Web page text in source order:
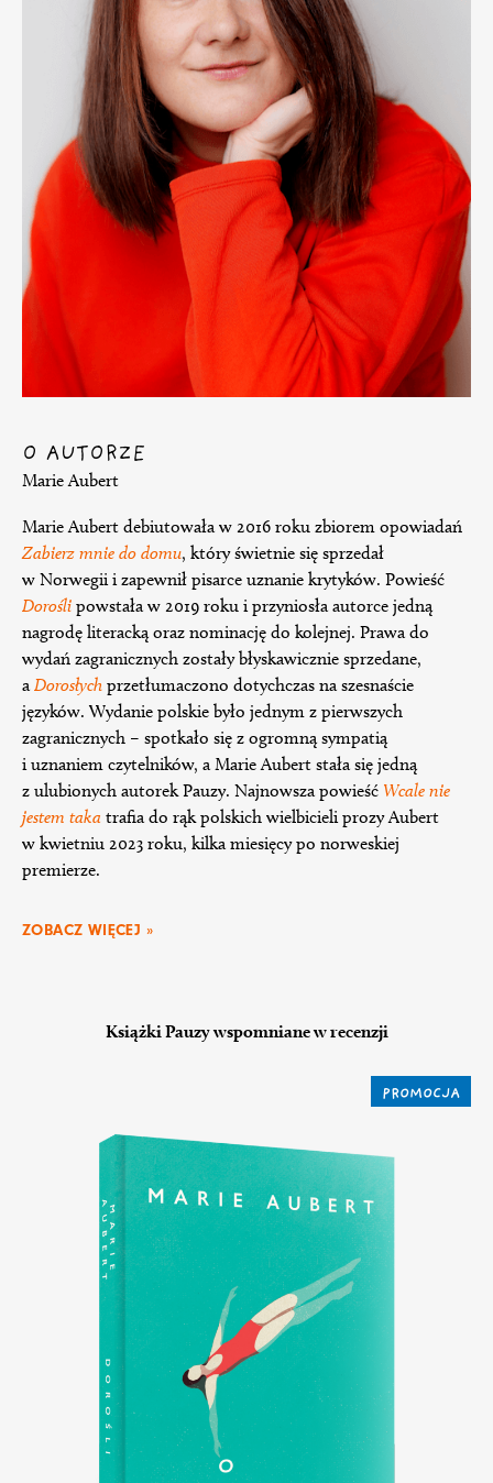
O AUTORZE
Marie Aubert
Marie Aubert debiutowała w 2016 roku zbiorem opowiadań
Zabierz mnie do domu, który świetnie się sprzedał
w Norwegii i zapewnił pisarce uznanie krytyków. Powieść
Dorośli powstała w 2019 roku i przyniosła autorce jedną
nagrodę literacką oraz nominację do kolejnej. Prawa do
wydań zagranicznych zostały błyskawicznie sprzedane,
aDorosłych przetłumaczono dotychczas na szesnaście
języków. Wydanie polskie było jednym z pierwszych
zagranicznych – spotkało się z ogromną sympatią
i uznaniem czytelników, a Marie Aubert stała się jedną
z ulubionych autorek Pauzy. Najnowsza powieść Wcale nie
jestem taka trafia do rąk polskich wielbicieli prozy Aubert
w kwietniu 2023 roku, kilka miesięcy po norweskiej
premierze.
ZOBACZ WIĘCEJ »
Książki Pauzy wspomniane w recenzji
PROMOCJA